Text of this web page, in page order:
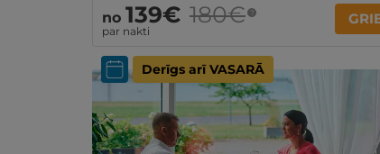
no 139€
par nakti
180€ ?
Derīgs arī VASARĀ